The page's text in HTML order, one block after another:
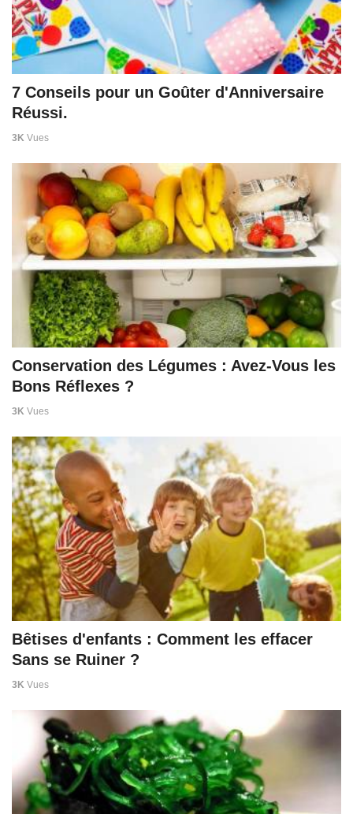
7 Conseils pour un Goûter d'Anniversaire
Réussi.
3K Vues
Conservation des Légumes : Avez-Vous les
Bons Réflexes ?
3K Vues
Bêtises d'enfants : Comment les effacer
Sans se Ruiner ?
3K Vues